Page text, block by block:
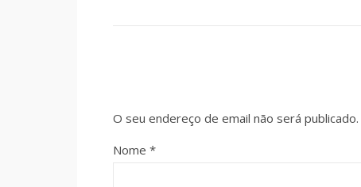
O seu endereço de email não será publicado.
Nome *